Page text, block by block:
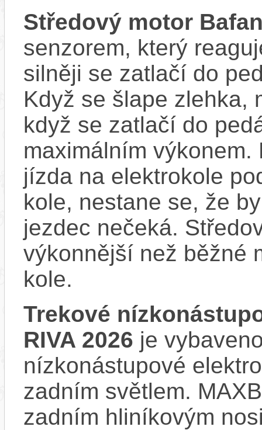
Středový motor
senzorem, který
silněji se zatlačí do
Když se šlape zlehka,
když se zatlačí do
maximálním
jízda na elektrokole
kole, nestane se, že
jezdec nečeká.
výkonnější než běžné
kole.
Trekové
RIVA 2026 je
nízkonástupové
zadním světlem.
zadním hliníkovým